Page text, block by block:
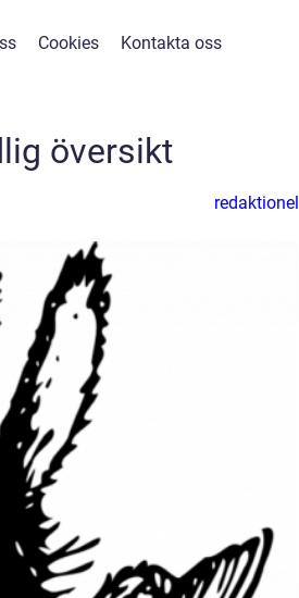
Cookies Kontakta oss
översikt
redaktionel